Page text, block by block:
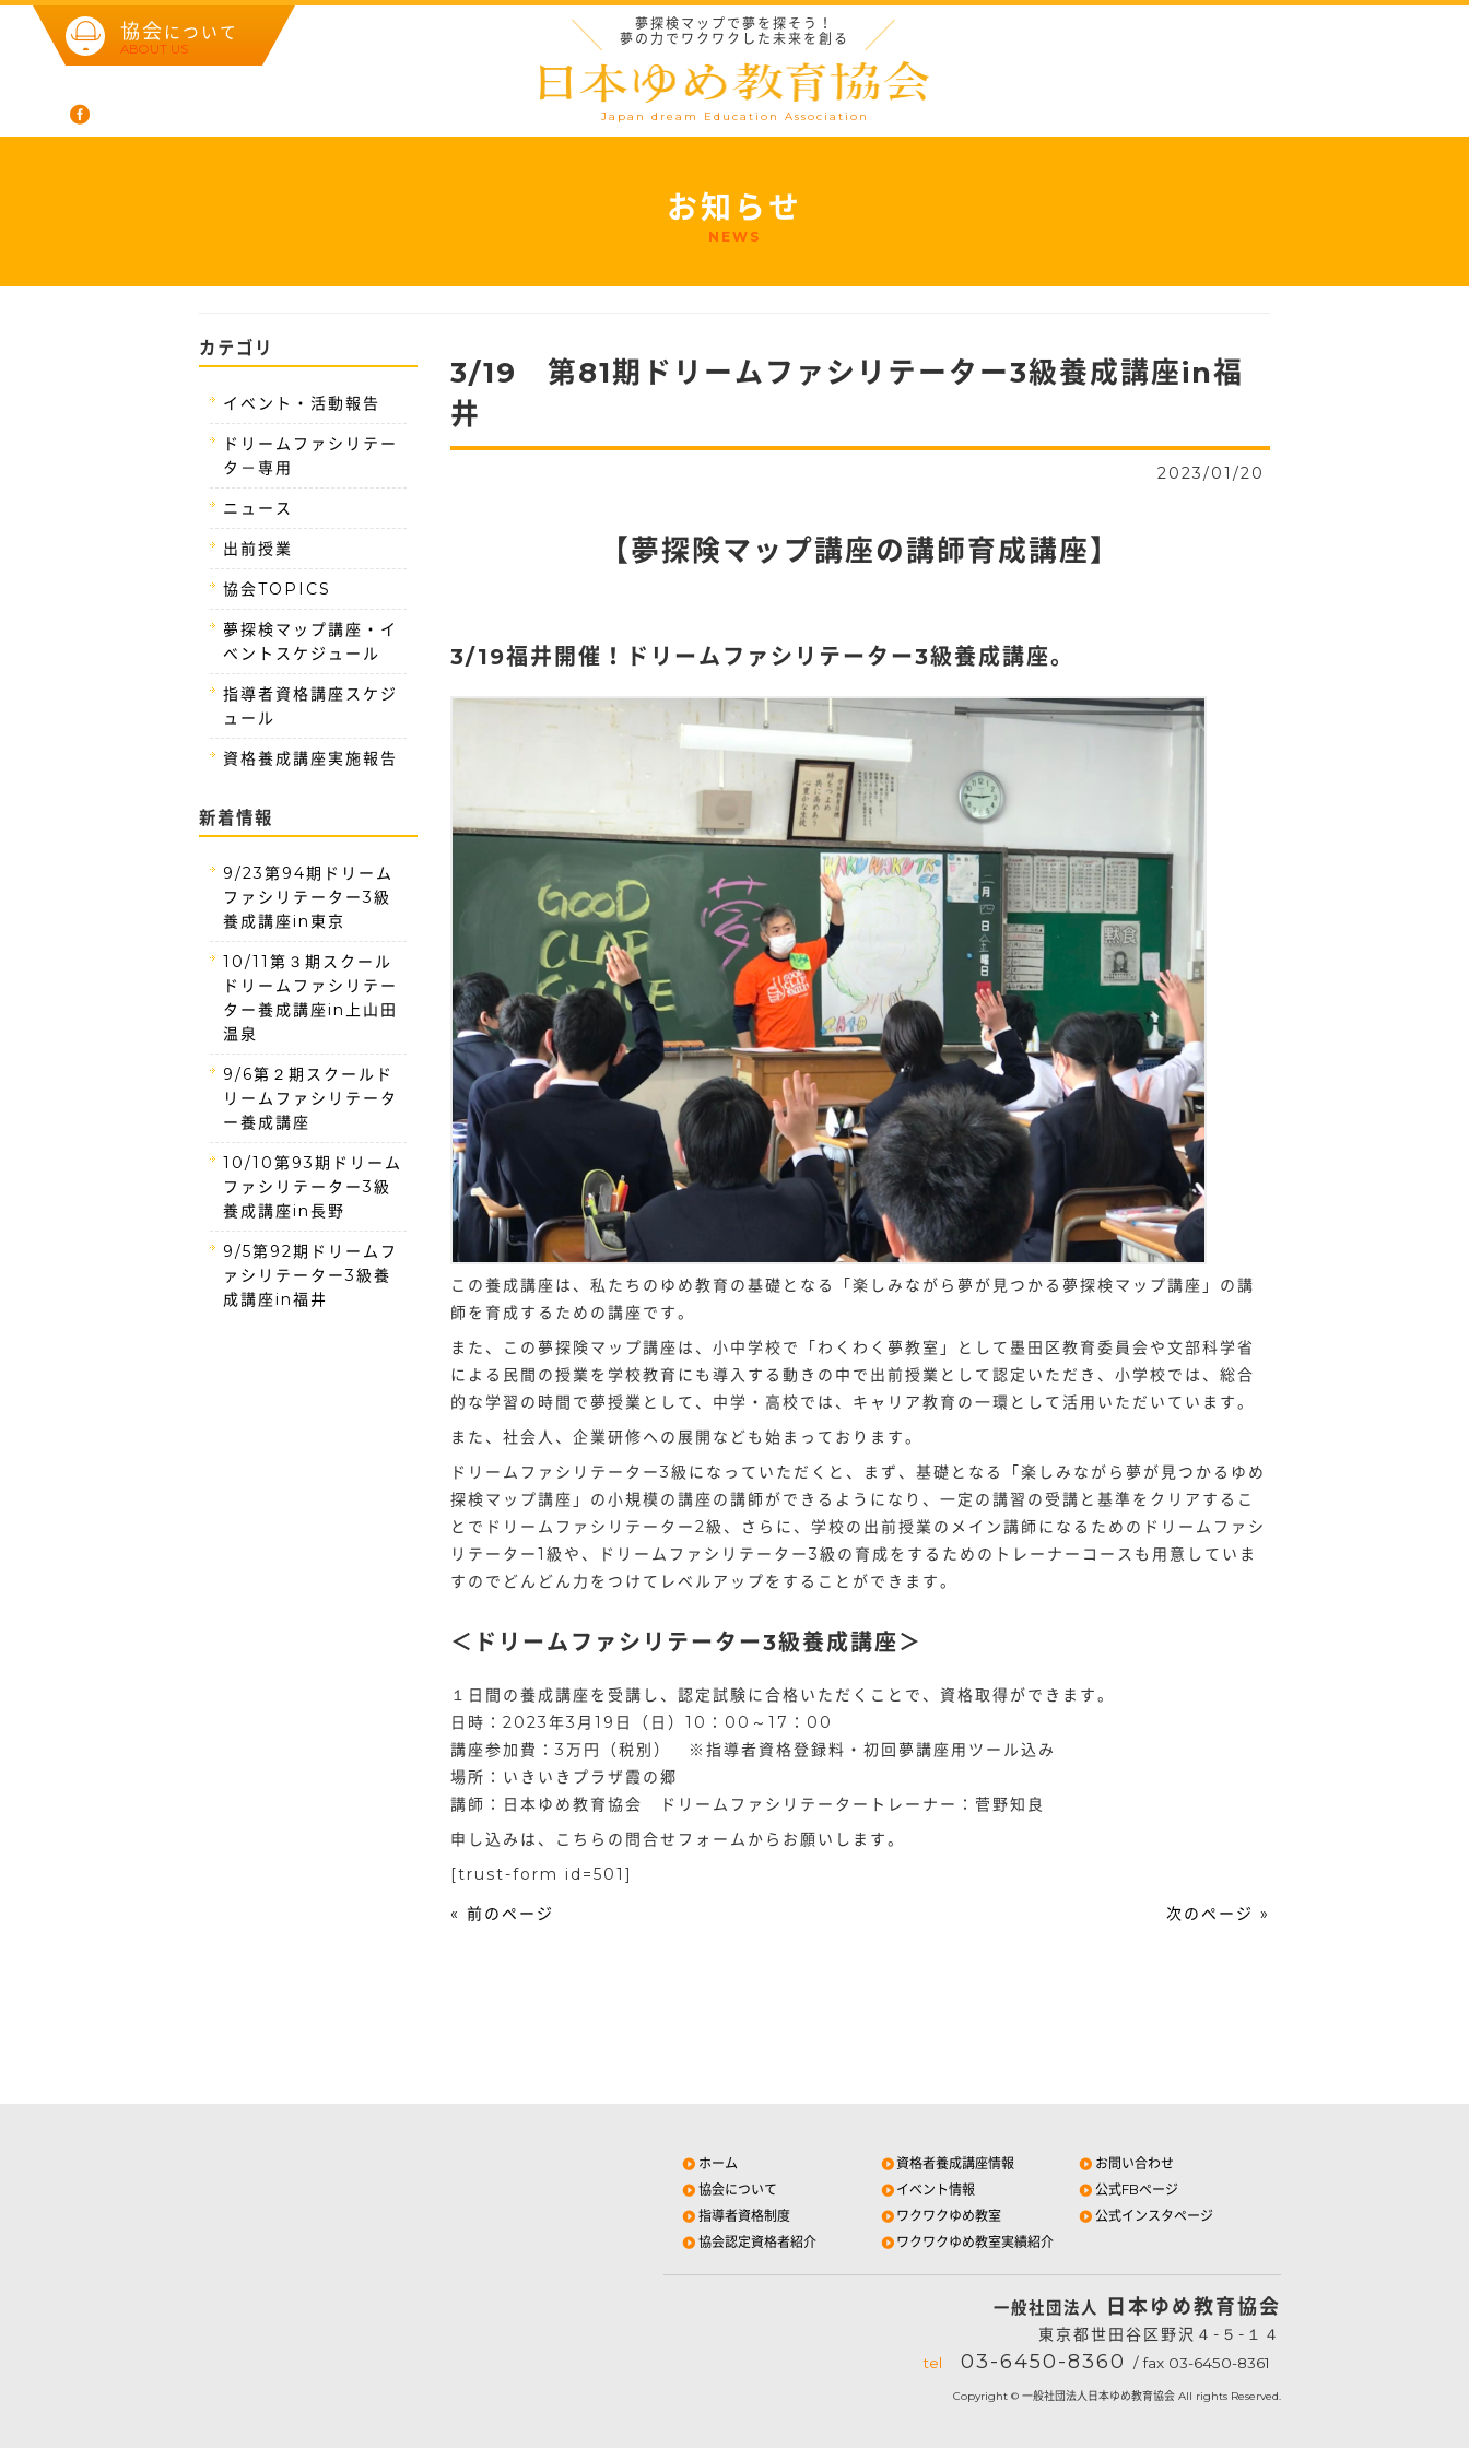
夢探検マップで夢を探そう！
夢の力でワクワクした未来を創る
Japan dream Education Association
協会 について
ABOUT US
お知らせ
NEWS
3/19 第81期ドリームファシリテーター3級養成講座in福
井
2023/01/20
【夢探険マップ講座の講師育成講座】
3/19福井開催！ドリームファシリテーター3級養成講座。
この養成講座は、私たちのゆめ教育の基礎となる「楽しみ ながら夢が見つかる夢探検マップ講座」の講
師を育成する ための講座です。
また、この夢探険マップ講座は、小中学校で「わくわく夢教室」として墨田区教育委員会や文部科学省
による民間の授業を学校教育にも導入する動きの中で出前授業として認定いただき、小学校では、総合
的な学習の時間で夢授業として、中学・高校では、キャリア教育の一環として活用いただいています。
また、社会人、企業研修への展開なども始まっておりま す。
ドリームファシリテーター3級になっていただくと、まず、基礎となる「楽しみながら夢が見つかるゆめ
探検マップ講座」の小規模の講座の講師ができるようになり、一定の講習の受講と基準をクリアするこ
とでドリームファシリテーター2級、さらに、学校の出前授業のメイン講師になるためのドリームファシ
リテーター1級や、ドリームファシリテーター3級の育成をするためのトレーナーコースも用意していま
すのでどんどん力をつけてレベルアップをすることができます。
＜ドリームファシリテーター3級養成講座＞
１日間の養成講座を受講し、認定試験に合格いただくことで、資格取得ができます。
日時：2023年3月19日（日）10：00～17：00
講座参加費：3万円（税別） ※指導者資格登録料・初回夢講座用ツール込み
場所：いきいきプラザ霞の郷
講師：日本ゆめ教育協会 ドリームファシリテータートレーナー：菅野知良
申し込みは、こちらの問合せフォームからお願いします。
[trust-form id=501]
« 前のページ
次のページ »
カテゴリ
イベント・活動報告
ドリームファシリテー
タ－専用
ニュース
出前授業
協会TOPICS
夢探検マップ講座・イ
ベントスケジュール
指導者資格講座スケジ
ュール
資格養成講座実施報告
新着情報
9/23第94期ドリーム
ファシリテーター3級
養成講座in東京
10/11第３期スクール
ドリームファシリテー
ター養成講座in上山田
温泉
9/6第２期スクールド
リームファシリテータ
ー養成講座
10/10第93期ドリーム
ファシリテーター3級
養成講座in長野
9/5第92期ドリームフ
ァシリテーター3級養
成講座in福井
ホーム
協会について
指導者資格制度
協会認定資格者紹介
資格者養成講座情報
イベント情報
ワクワクゆめ教室
ワクワクゆめ教室実績紹介
お問い合わせ
公式FBページ
公式インスタページ
一般社団法人 日本ゆめ教育協会
東京都世田谷区野沢４-５-１４
tel 03-6450-8360 / fax 03-6450-8361
Copyright © 一般社団法人日本ゆめ教育協会 All rights Reserved.